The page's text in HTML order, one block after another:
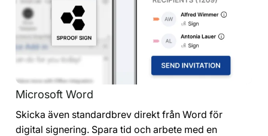
Microsoft Word
Skicka även standardbrev direkt från Word för
digital signering. Spara tid och arbete med en